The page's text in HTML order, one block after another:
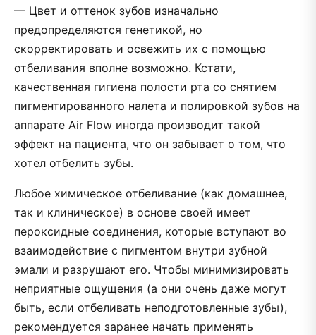
— Цвет и оттенок зубов изначально
предопределяются генетикой, но
скорректировать и освежить их с помощью
отбеливания вполне возможно. Кстати,
качественная гигиена полости рта со снятием
пигментированного налета и полировкой зубов на
аппарате Air Flow иногда производит такой
эффект на пациента, что он забывает о том, что
хотел отбелить зубы.
Любое химическое отбеливание (как домашнее,
так и клиническое) в основе своей имеет
пероксидные соединения, которые вступают во
взаимодействие с пигментом внутри зубной
эмали и разрушают его. Чтобы минимизировать
неприятные ощущения (а они очень даже могут
быть, если отбеливать неподготовленные зубы),
рекомендуется заранее начать применять